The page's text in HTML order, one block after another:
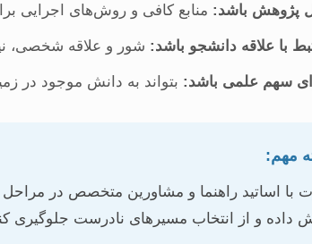
پژوهش باشد: منابع کافی و روش‌های اجرایی
با علاقه دانشجو باشد: شور و علاقه شخصی،
سهم علمی باشد: بتواند به دانش موجود در
مهم:
با اساتید راهنما و مشاورین متخصص در مراحل
داده و از انتخاب مسیرهای نادرست جلوگیری